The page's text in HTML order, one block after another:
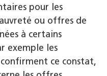
pour les
ou offres de
à certains
exemple les
ce constat,